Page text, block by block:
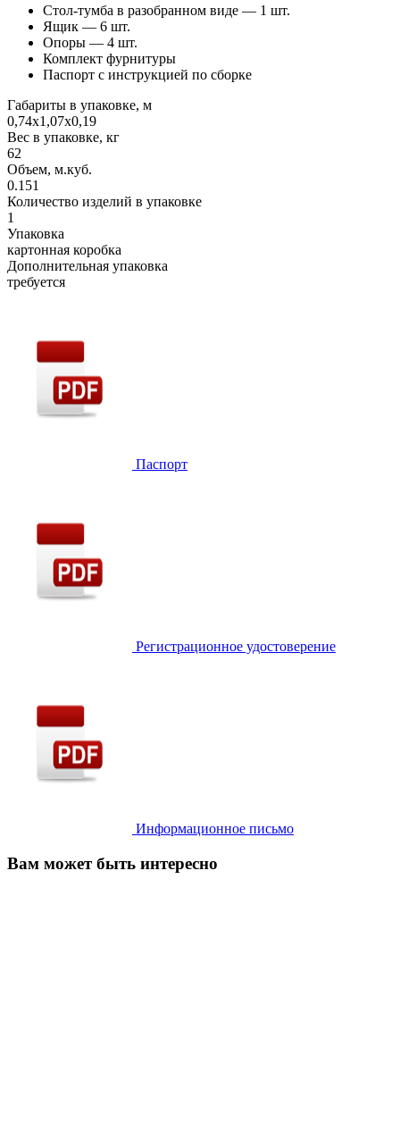
Стол-тумба в разобранном виде — 1 шт.
Ящик — 6 шт.
Опоры — 4 шт.
Комплект фурнитуры
Паспорт с инструкцией по сборке
Габариты в упаковке, м
0,74х1,07х0,19
Вес в упаковке, кг
62
Объем, м.куб.
0.151
Количество изделий в упаковке
1
Упаковка
картонная коробка
Дополнительная упаковка
требуется
Паспорт
Регистрационное удостоверение
Информационное письмо
Вам может быть интересно